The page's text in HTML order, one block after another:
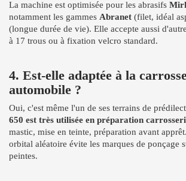
La machine est optimisée pour les abrasifs
notamment les gammes Abranet (filet, idéal
(longue durée de vie). Elle accepte aussi
à 17 trous ou à fixation velcro standard.
4. Est-elle adaptée à la
automobile ?
Oui, c'est même l'un de ses terrains de
650 est très utilisée en préparation
mastic, mise en teinte, préparation avant
orbital aléatoire évite les marques de ponçage
peintes.